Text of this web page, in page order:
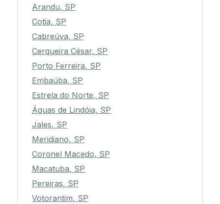
Arandu, SP
Cotia, SP
Cabreúva, SP
Cerqueira César, SP
Porto Ferreira, SP
Embaúba, SP
Estrela do Norte, SP
Águas de Lindóia, SP
Jales, SP
Meridiano, SP
Coronel Macedo, SP
Macatuba, SP
Pereiras, SP
Votorantim, SP